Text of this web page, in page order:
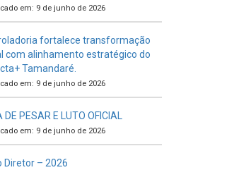
em: 9 de junho de 2026
fortalece transformação
com alinhamento estratégico do
Tamandaré.
em: 9 de junho de 2026
DE PESAR E LUTO OFICIAL
em: 9 de junho de 2026
Diretor – 2026